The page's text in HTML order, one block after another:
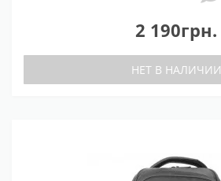
2 190грн.
НЕТ В НАЛИЧИИ